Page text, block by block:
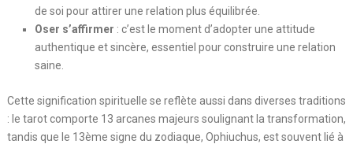
de soi pour attirer une relation plus équilibrée.
Oser s’affirmer : c’est le moment d’adopter une attitude
authentique et sincère, essentiel pour construire une relation
saine.
Cette signification spirituelle se reflète aussi dans diverses traditions
: le tarot comporte 13 arcanes majeurs soulignant la transformation,
tandis que le 13ème signe du zodiaque, Ophiuchus, est souvent lié à